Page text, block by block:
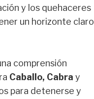
y los quehaceres
un horizonte claro
comprensión
Caballo, Cabra y
para detenerse y